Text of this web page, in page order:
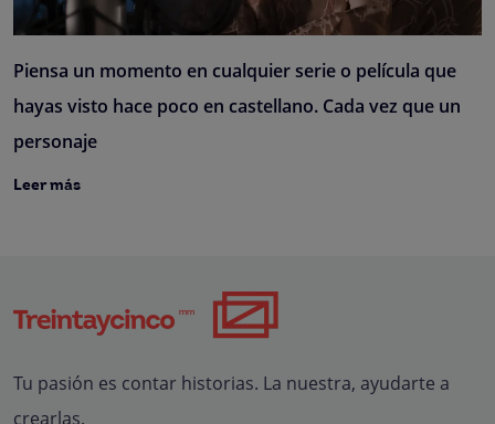
Piensa un momento en cualquier serie o película que
hayas visto hace poco en castellano. Cada vez que un
personaje
Leer más
Tu pasión es contar historias. La nuestra, ayudarte a
crearlas.